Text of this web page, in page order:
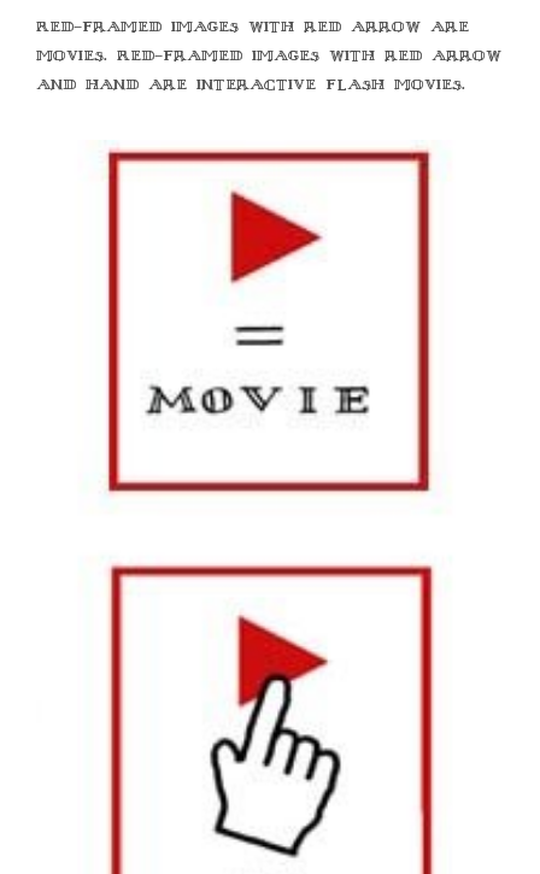
Red-framed images with red arrow are
movies. Red-framed images with red arrow
and hand are interactive flash movies.